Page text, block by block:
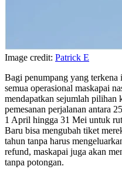
Image credit: Patrick E
Bagi penumpang yang
semua operasional maskapai
mendapatkan sejumlah pilihan
pemesanan perjalanan antara
1 April hingga 31 Mei untuk
Baru bisa mengubah tiket
tahun tanpa harus
refund, maskapai juga akan
tanpa potongan.